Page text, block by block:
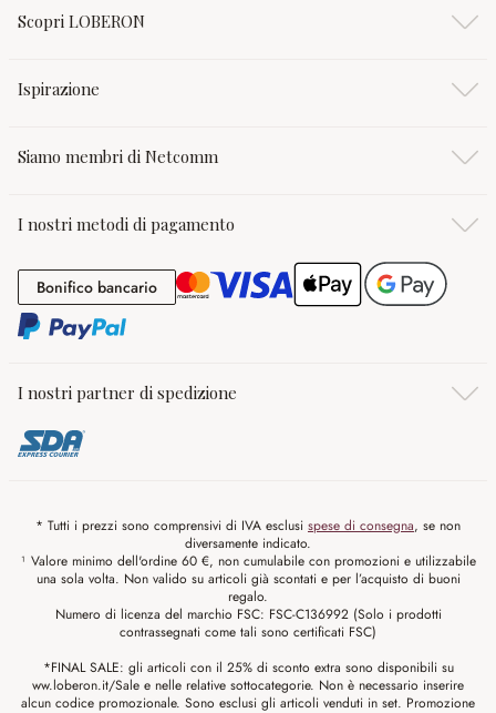
Scopri LOBERON
Ispirazione
Siamo membri di Netcomm
I nostri metodi di pagamento
Bonifico bancarioBonifico bancario
I nostri partner di spedizione
* Tutti i prezzi sono comprensivi di IVA esclusi spese di consegna, se non
diversamente indicato.
¹ Valore minimo dell'ordine 60 €, non cumulabile con promozioni e utilizzabile
una sola volta. Non valido su articoli già scontati e per l’acquisto di buoni
regalo.
Numero di licenza del marchio FSC: FSC-C136992 (Solo i prodotti
contrassegnati come tali sono certificati FSC)
*FINAL SALE: gli articoli con il 25% di sconto extra sono disponibili su
ww.loberon.it/Sale e nelle relative sottocategorie. Non è necessario inserire
alcun codice promozionale. Sono esclusi gli articoli venduti in set. Promozione